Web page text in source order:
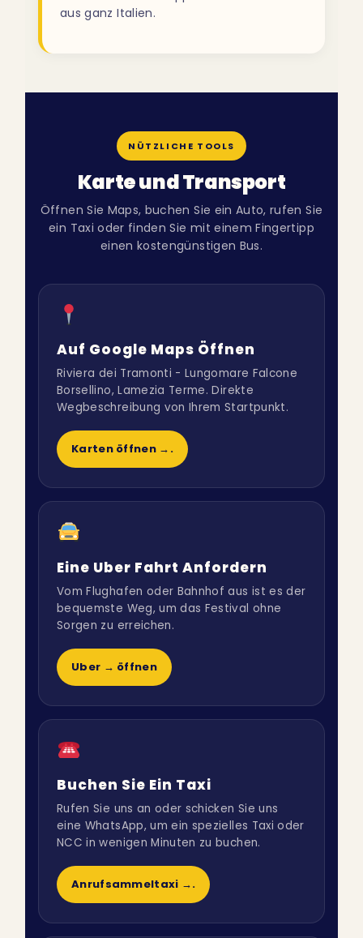
aus ganz Italien.
NÜTZLICHE TOOLS
Karte und Transport
Öffnen Sie Maps, buchen Sie ein Auto, rufen Sie
ein Taxi oder finden Sie mit einem Fingertipp
einen kostengünstigen Bus.
Auf Google Maps Öffnen
Riviera dei Tramonti - Lungomare Falcone
Borsellino, Lamezia Terme. Direkte
Wegbeschreibung von Ihrem Startpunkt.
Karten öffnen →.
Eine Uber Fahrt Anfordern
Vom Flughafen oder Bahnhof aus ist es der
bequemste Weg, um das Festival ohne
Sorgen zu erreichen.
Uber → öffnen
Buchen Sie Ein Taxi
Rufen Sie uns an oder schicken Sie uns
eine WhatsApp, um ein spezielles Taxi oder
NCC in wenigen Minuten zu buchen.
Anrufsammeltaxi →.